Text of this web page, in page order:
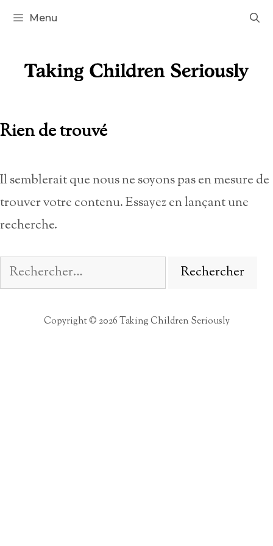
Aller
Menu
Rien de trouvé
Il semblerait que nous ne soyons pas en mesure de
trouver votre contenu. Essayez en lançant une
recherche.
Rechercher :
Copyright © 2026 Taking Children Seriously